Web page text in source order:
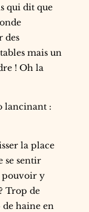
qui dit que
des
mais un
! Oh la
lancinant :
la place
se sentir
pouvoir y
Trop de
de haine en